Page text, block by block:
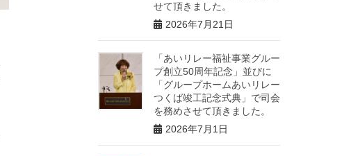
せて頂きました。
2026年7月21日
「あいリレー福祉事業グルー
プ創立50周年記念」並びに
「グループホームあいリレー
つくば竣工記念式典」で司会
を務めさせて頂きました。
2026年7月1日